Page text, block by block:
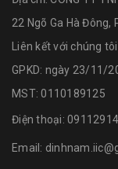
22 Ngõ Ga Hà Đông,
Liên kết với chúng
GPKD: ngày 23/11/
MST: 0110189125
Điện thoại:
Email: